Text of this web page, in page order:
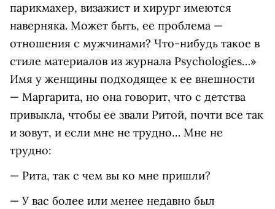
парикмахер, визажист и хирург имеются
наверняка. Может быть, ее проблема —
отношения с мужчинами? Что-нибудь такое в
стиле материалов из журнала Psychologies…»
Имя у женщины подходящее к ее внешности
— Маргарита, но она говорит, что с детства
привыкла, чтобы ее звали Ритой, почти все так
и зовут, и если мне не трудно… Мне не
трудно:
— Рита, так с чем вы ко мне пришли?
— У вас более или менее недавно был